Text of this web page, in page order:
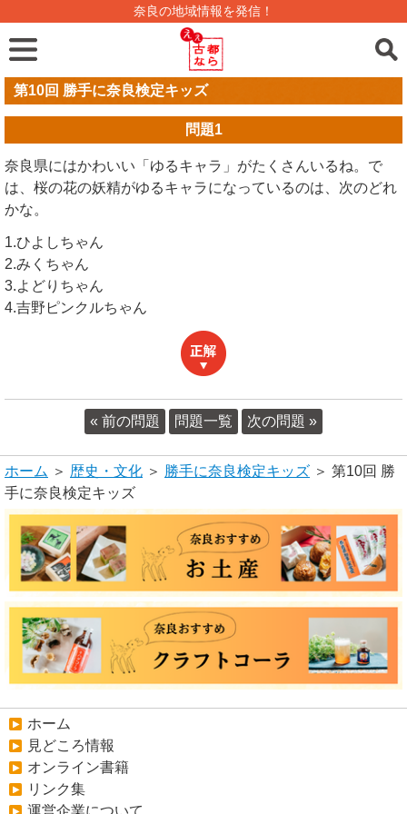
奈良の地域情報を発信！
第10回 勝手に奈良検定キッズ
問題1
奈良県にはかわいい「ゆるキャラ」がたくさんいるね。で
は、桜の花の妖精がゆるキャラになっているのは、次のどれ
かな。
1.ひよしちゃん
2.みくちゃん
3.よどりちゃん
4.吉野ピンクルちゃん
« 前の問題 問題一覧 次の問題 »
ホーム ＞ 歴史・文化 ＞ 勝手に奈良検定キッズ ＞ 第10回 勝
手に奈良検定キッズ
ホーム
見どころ情報
オンライン書籍
リンク集